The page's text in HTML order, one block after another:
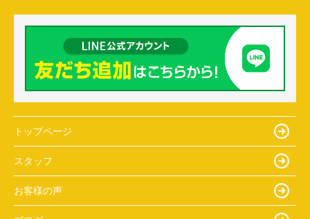
トップページ
スタッフ
お客様の声